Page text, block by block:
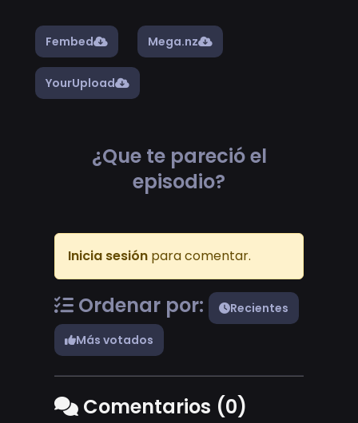
Fembed Mega.nz
YourUpload
¿Que te pareció el
episodio?
Inicia sesión para comentar.
Ordenar por:
Recientes
Más votados
Comentarios (0)